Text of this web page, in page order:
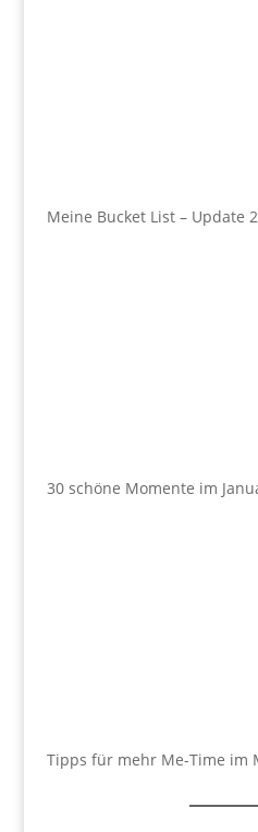
Meine Bucket List – Update
30 schöne Momente im
Tipps für mehr Me-Time im